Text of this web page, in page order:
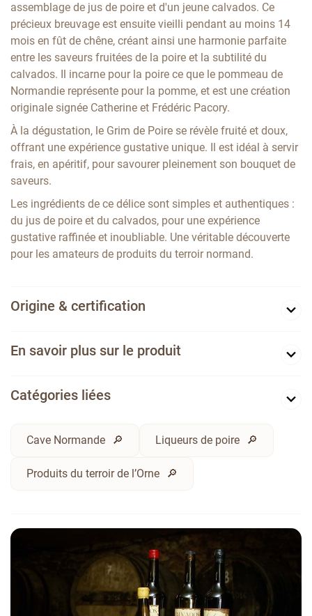
assemblage de jus de poire et d'un jeune calvados. Ce
précieux breuvage est ensuite vieilli pendant au moins 14
mois en fût de chêne, créant ainsi une harmonie parfaite
entre les saveurs fruitées de la poire et la subtilité du
calvados. Il incarne pour la poire ce que le pommeau de
Normandie représente pour la pomme, et est une création
originale signée Catherine et Frédéric Pacory.
À la dégustation, le Grim de Poire se révèle fruité et doux,
offrant une expérience gustative unique. Il est idéal à servir
frais, en apéritif, pour savourer pleinement son bouquet de
saveurs.
Les ingrédients de ce délice sont simples et authentiques :
du jus de poire et du calvados, pour une expérience
gustative raffinée et inoubliable. Une véritable découverte
pour les amateurs de produits du terroir normand.
Origine & certification
En savoir plus sur le produit
Catégories liées
Cave Normande Liqueurs de poire
Produits du terroir de l’Orne